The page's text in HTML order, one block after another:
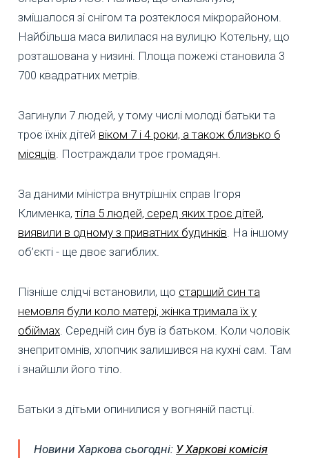
змішалося зі снігом та розтеклося мікрорайоном.
Найбільша маса вилилася на вулицю Котельну, що
розташована у низині. Площа пожежі становила 3
700 квадратних метрів.
Загинули 7 людей, у тому числі молоді батьки та
троє їхніх дітей віком 7 і 4 роки, а також близько 6
місяців. Постраждали троє громадян.
За даними міністра внутрішніх справ Ігоря
Клименка,тіла 5 людей, серед яких троє дітей,
виявили в одному з приватних будинків. На іншому
об’єкті - ще двоє загиблих.
Пізніше слідчі встановили, що старший син та
немовля були коло матері, жінка тримала їх у
обіймах. Середній син був із батьком. Коли чоловік
знепритомнів, хлопчик залишився на кухні сам. Там
і знайшли його тіло.
Батьки з дітьми опинилися у вогняній пастці.
Новини Харкова сьогодні: У Харкові комісія